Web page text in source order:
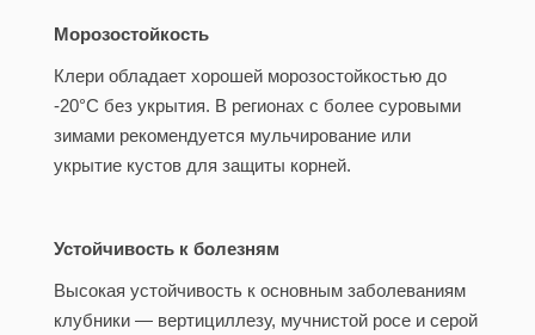
Морозостойкость
Клери обладает хорошей морозостойкостью до
-20°C без укрытия. В регионах с более суровыми
зимами рекомендуется мульчирование или
укрытие кустов для защиты корней.
Устойчивость к болезням
Высокая устойчивость к основным заболеваниям
клубники — вертициллезу, мучнистой росе и серой